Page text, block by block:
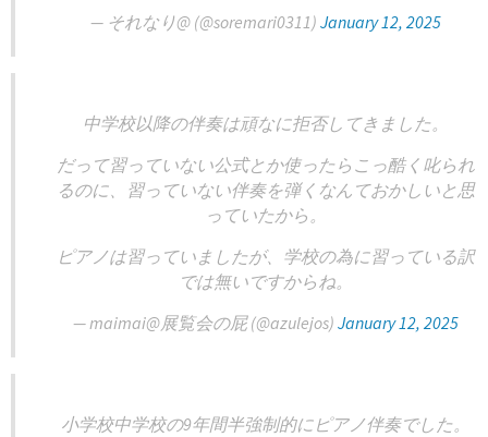
— それなり@ (@soremari0311) January 12, 2025
中学校以降の伴奏は頑なに拒否してきました。
だって習っていない公式とか使ったらこっ酷く叱られ
るのに、習っていない伴奏を弾くなんておかしいと思
っていたから。
ピアノは習っていましたが、学校の為に習っている訳
では無いですからね。
— maimai@展覧会の屁 (@azulejos) January 12, 2025
小学校中学校の9年間半強制的にピアノ伴奏でした。